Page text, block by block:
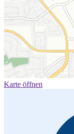
Karte öffnen